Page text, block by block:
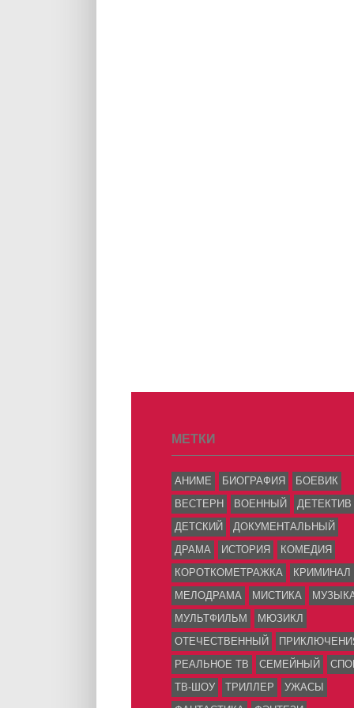
МЕТКИ
АНИМЕ БИОГРАФИЯ
БОЕВИК
ВЕСТЕРН
ВОЕННЫЙ
ДЕТЕКТИВ
ДЕТСКИЙ
ДОКУМЕНТАЛЬНЫЙ
ДРАМА
ИСТОРИЯ
КОМЕДИЯ
КОРОТКОМЕТРАЖКА
КРИМИНАЛ
МЕЛОДРАМА
МИСТИКА
МУЛЬТФИЛЬМ
МЮЗИКЛ
ОТЕЧЕСТВЕННЫЙ
РЕАЛЬНОЕ ТВ
СЕМЕЙНЫЙ
ТВ-ШОУ
ТРИЛЛЕР
УЖАСЫ